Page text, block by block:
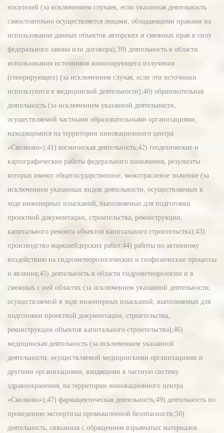
носителей (за исключением случаев, если указанная деятельность
самостоятельно осуществляется лицами, обладающими правами на
использование данных объектов авторских и смежных прав в силу
федерального закона или договора);39) деятельность в области
использования источников ионизирующего излучения
(генерирующих) (за исключением случая, если эти источники
используются в медицинской деятельности);40) образовательная
деятельность (за исключением указанной деятельности,
осуществляемой частными образовательными организациями,
находящимися на территории инновационного центра
«Сколково»);41) космическая деятельность;42) геодезические и
картографические работы федерального назначения, результаты
которых имеют общегосударственное, межотраслевое значение (за
исключением указанных видов деятельности, осуществляемых в
ходе инженерных изысканий, выполняемых для подготовки
проектной документации, строительства, реконструкции,
капитального ремонта объектов капитального строительства);43)
производство маркшейдерских работ;44) работы по активному
воздействию на гидрометеорологические и геофизические процессы
и явления;45) деятельность в области гидрометеорологии и в
смежных с ней областях (за исключением указанной деятельности,
осуществляемой в ходе инженерных изысканий, выполняемых для
подготовки проектной документации, строительства,
реконструкции объектов капитального строительства);46)
медицинская деятельность (за исключением указанной
деятельности, осуществляемой медицинскими организациями и
другими организациями, входящими в частную систему
здравоохранения, на территории инновационного центра
«Сколково»);47) фармацевтическая деятельность;49) деятельность по
проведению экспертизы промышленной безопасности;50)
деятельность, связанная с обращением взрывчатых материалов